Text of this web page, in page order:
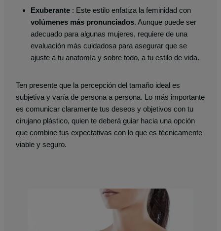
Exuberante : Este estilo enfatiza la feminidad con
volúmenes más pronunciados. Aunque puede ser
adecuado para algunas mujeres, requiere de una
evaluación más cuidadosa para asegurar que se
ajuste a tu anatomía y sobre todo, a tu estilo de vida.
Ten presente que la percepción del tamaño ideal es
subjetiva y varía de persona a persona. Lo más importante
es comunicar claramente tus deseos y objetivos con tu
cirujano plástico, quien te deberá guiar hacia una opción
que combine tus expectativas con lo que es técnicamente
viable y seguro.